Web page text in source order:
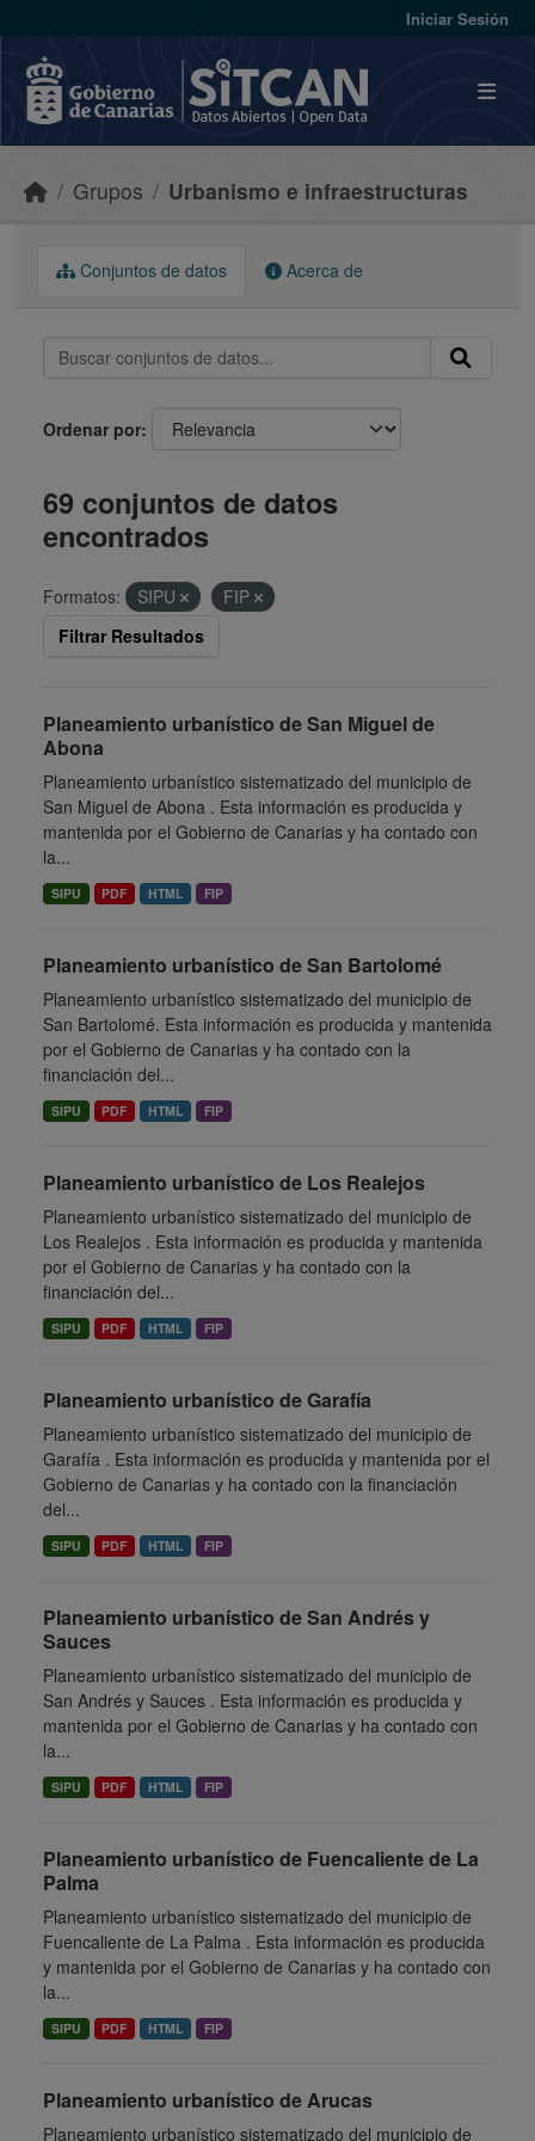
Iniciar Sesión
Grupos Urbanismo e infraestructuras
Conjuntos de datos Acerca de
Ordenar por
69 conjuntos de datos
encontrados
Formatos: SIPU
FIP
Filtrar Resultados
Planeamiento urbanístico de San Miguel de
Abona
Planeamiento urbanístico sistematizado del municipio de
San Miguel de Abona . Esta información es producida y
mantenida por el Gobierno de Canarias y ha contado con
la...
SIPU PDF HTML FIP
Planeamiento urbanístico de San Bartolomé
Planeamiento urbanístico sistematizado del municipio de
San Bartolomé. Esta información es producida y mantenida
por el Gobierno de Canarias y ha contado con la
financiación del...
SIPU PDF HTML FIP
Planeamiento urbanístico de Los Realejos
Planeamiento urbanístico sistematizado del municipio de
Los Realejos . Esta información es producida y mantenida
por el Gobierno de Canarias y ha contado con la
financiación del...
SIPU PDF HTML FIP
Planeamiento urbanístico de Garafía
Planeamiento urbanístico sistematizado del municipio de
Garafía . Esta información es producida y mantenida por el
Gobierno de Canarias y ha contado con la financiación
del...
SIPU PDF HTML FIP
Planeamiento urbanístico de San Andrés y
Sauces
Planeamiento urbanístico sistematizado del municipio de
San Andrés y Sauces . Esta información es producida y
mantenida por el Gobierno de Canarias y ha contado con
la...
SIPU PDF HTML FIP
Planeamiento urbanístico de Fuencaliente de La
Palma
Planeamiento urbanístico sistematizado del municipio de
Fuencaliente de La Palma . Esta información es producida
y mantenida por el Gobierno de Canarias y ha contado con
la...
SIPU PDF HTML FIP
Planeamiento urbanístico de Arucas
Planeamiento urbanístico sistematizado del municipio de